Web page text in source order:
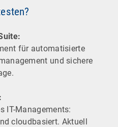
für automatisierte
und sichere
IT-Managements:
cloudbasiert. Aktuell